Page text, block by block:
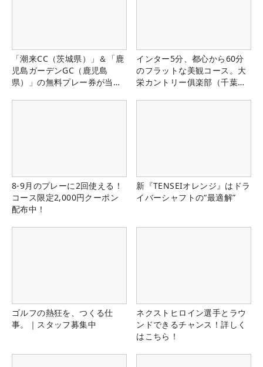
「潮来CC（茨城県）」＆「鹿
児島ガーデンGC（鹿児島
県）」の無料プレー券が当た
インター5分、都心から60分
のフラットな美観コース。大
栄カントリー俱楽部（千葉
8-9月のプレーに2回使える！
コース限定2,000円クーポン
配布中！
新『TENSEIオレンジ』はドラ
イバーシャフトの“最適解”
ゴルフの熱狂を、つくる仕
事。｜スタッフ募集中
ネクストヒロイン選手とラウ
ンドできるチャンス！詳しく
はこちら！